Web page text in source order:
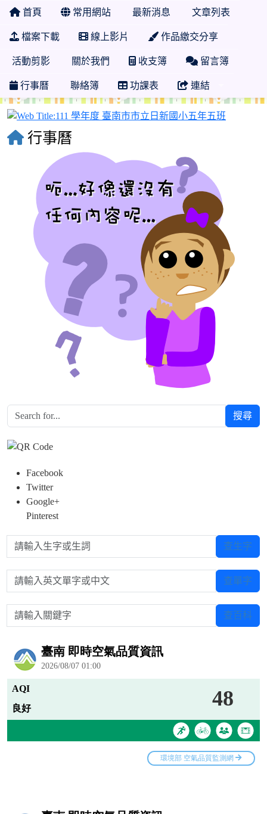
首頁 常用網站 最新消息 文章列表
檔案下載 線上影片 作品繳交分享
活動剪影 關於我們 收支簿 留言簿
行事曆 聯絡簿 功課表 連結
行事曆
搜尋
Facebook
Twitter
Google+
Pinterest
請輸入生字或生詞 查生字
請輸入英文單字或中文 查單字
請輸入關鍵字 查百科